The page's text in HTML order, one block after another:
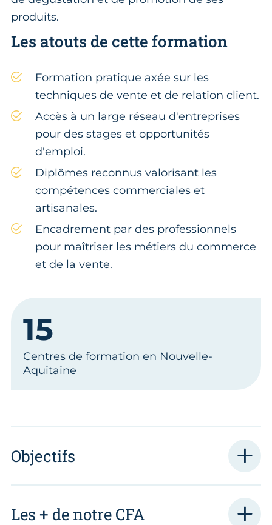
produits.
Les atouts de cette formation
Formation pratique axée sur les
techniques de vente et de relation client.
Accès à un large réseau d'entreprises
pour des stages et opportunités
d'emploi.
Diplômes reconnus valorisant les
compétences commerciales et
artisanales.
Encadrement par des professionnels
pour maîtriser les métiers du commerce
et de la vente.
15
Centres de formation en Nouvelle-
Aquitaine
Objectifs
Les + de notre CFA